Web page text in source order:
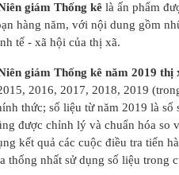
giám Thống kê là ấn phẩm
hàng năm, với nội dung gồm
tế - xã hội của thị xã.
giám Thống kê năm 2019
2016, 2017, 2018, 2019
thức; số liệu từ năm 2019 là
được chỉnh lý và chuẩn hóa so
kết quả các cuộc điều tra tiến
thống nhất sử dụng số liệu trong